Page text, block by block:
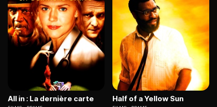
All in : La dernière carte Half of a Yellow Sun